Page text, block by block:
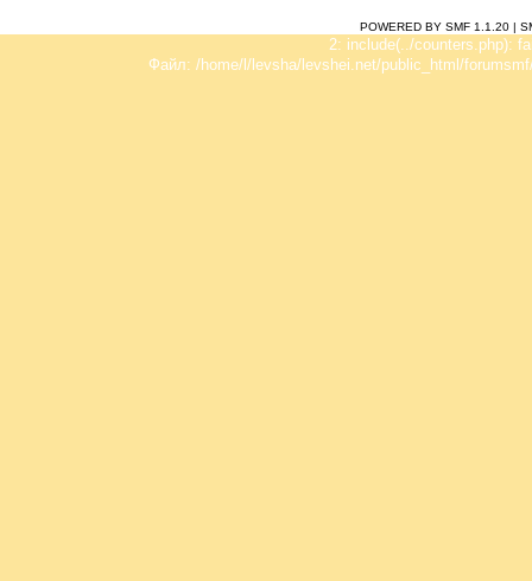
POWERED BY SMF 1.1.20 |
2: include(../counters.php):
Файл: /home/l/levsha/levshei.net/public_html/